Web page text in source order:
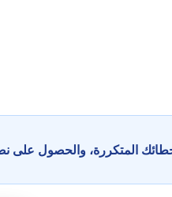
المتكررة، والحصول على